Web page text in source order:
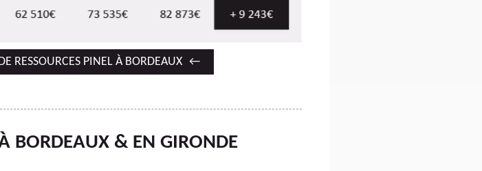
RESSOURCES PINEL À BORDEAUX
BORDEAUX & EN GIRONDE